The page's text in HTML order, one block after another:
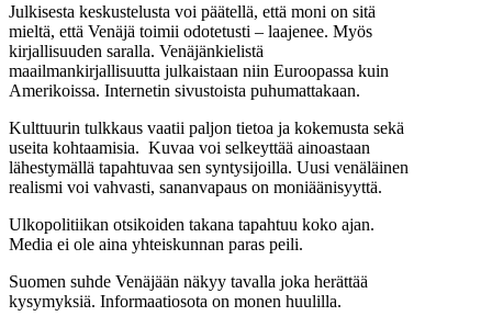
Julkisesta keskustelusta voi päätellä, että moni on sitä
mieltä, että Venäjä toimii odotetusti – laajenee. Myös
kirjallisuuden saralla. Venäjänkielistä
maailmankirjallisuutta julkaistaan niin Euroopassa kuin
Amerikoissa. Internetin sivustoista puhumattakaan.
Kulttuurin tulkkaus vaatii paljon tietoa ja kokemusta sekä
useita kohtaamisia. Kuvaa voi selkeyttää ainoastaan
lähestymällä tapahtuvaa sen syntysijoilla. Uusi venäläinen
realismi voi vahvasti, sananvapaus on moniäänisyyttä.
Ulkopolitiikan otsikoiden takana tapahtuu koko ajan.
Media ei ole aina yhteiskunnan paras peili.
Suomen suhde Venäjään näkyy tavalla joka herättää
kysymyksiä. Informaatiosota on monen huulilla.